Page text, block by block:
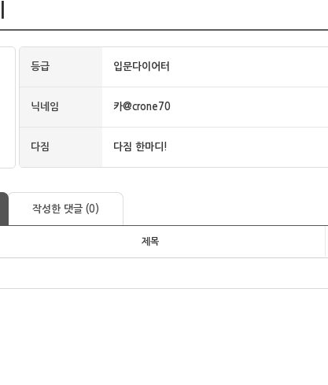
등급 입문다이어터
닉네임 카@crone70
다짐 다짐 한마디!
작성한 댓글 (0)
제목